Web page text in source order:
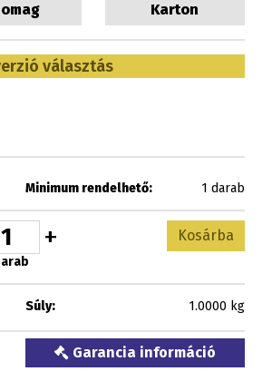
Karton
választás
Minimum rendelhető: 1 darab
+ Kosárba
Súly: 1.0000 kg
Garancia információ